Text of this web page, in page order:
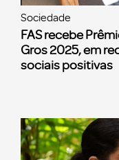
Sociedade
FAS recebe
Gros 2025, em
sociais positivas